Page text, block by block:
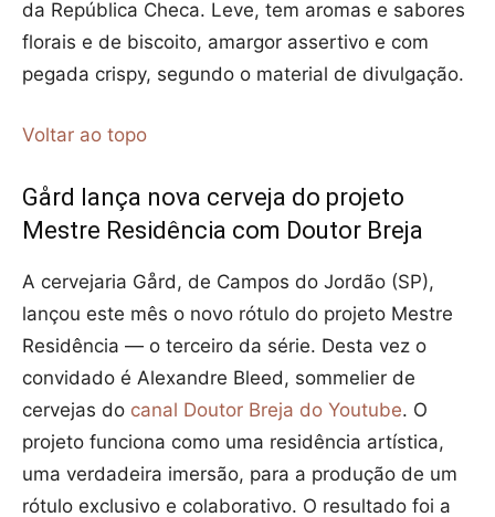
da República Checa. Leve, tem aromas e sabores
florais e de biscoito, amargor assertivo e com
pegada crispy, segundo o material de divulgação.
Voltar ao topo
Gård lança nova cerveja do projeto
Mestre Residência com Doutor Breja
A cervejaria Gård, de Campos do Jordão (SP),
lançou este mês o novo rótulo do projeto Mestre
Residência — o terceiro da série. Desta vez o
convidado é Alexandre Bleed, sommelier de
cervejas do canal Doutor Breja do Youtube. O
projeto funciona como uma residência artística,
uma verdadeira imersão, para a produção de um
rótulo exclusivo e colaborativo. O resultado foi a